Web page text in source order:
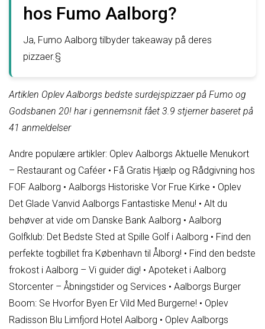
hos Fumo Aalborg?
Ja, Fumo Aalborg tilbyder takeaway på deres
pizzaer.§
Artiklen Oplev Aalborgs bedste surdejspizzaer på Fumo og
Godsbanen 20! har i gennemsnit fået 3.9 stjerner baseret på
41 anmeldelser
Andre populære artikler: Oplev Aalborgs Aktuelle Menukort
– Restaurant og Caféer • Få Gratis Hjælp og Rådgivning hos
FOF Aalborg • Aalborgs Historiske Vor Frue Kirke • Oplev
Det Glade Vanvid Aalborgs Fantastiske Menu! • Alt du
behøver at vide om Danske Bank Aalborg • Aalborg
Golfklub: Det Bedste Sted at Spille Golf i Aalborg • Find den
perfekte togbillet fra København til Ålborg! • Find den bedste
frokost i Aalborg – Vi guider dig! • Apoteket i Aalborg
Storcenter – Åbningstider og Services • Aalborgs Burger
Boom: Se Hvorfor Byen Er Vild Med Burgerne! • Oplev
Radisson Blu Limfjord Hotel Aalborg • Oplev Aalborgs